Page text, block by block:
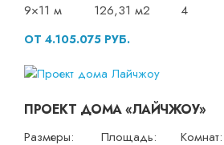
9×11 м
126,31 м2
4
ОТ 4.105.075 РУБ.
ПРОЕКТ ДОМА «ЛАЙЧЖОУ»
Размеры:
Площадь:
Комнат: